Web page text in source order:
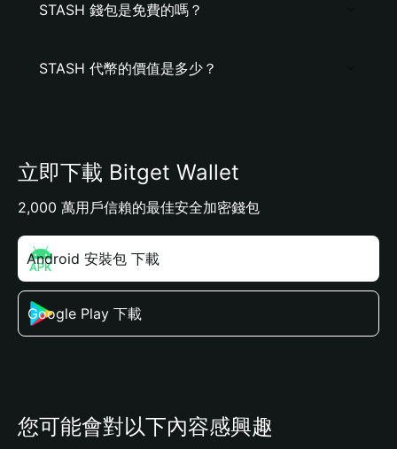
STASH 錢包是免費的嗎？
STASH 代幣的價值是多少？
立即下載 Bitget Wallet
2,000 萬用戶信賴的最佳安全加密錢包
Android 安裝包 下載
Google Play 下載
您可能會對以下內容感興趣